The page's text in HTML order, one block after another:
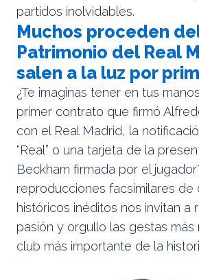
partidos inolvidables.
Muchos proceden
Patrimonio del Real
salen a la luz por
¿Te imaginas tener en tus
primer contrato que firmó
con el Real Madrid, la
“Real” o una tarjeta de la
Beckham firmada por el
reproducciones facsimilares de
históricos inéditos nos invitan a
pasión y orgullo las gestas más
club más importante de la